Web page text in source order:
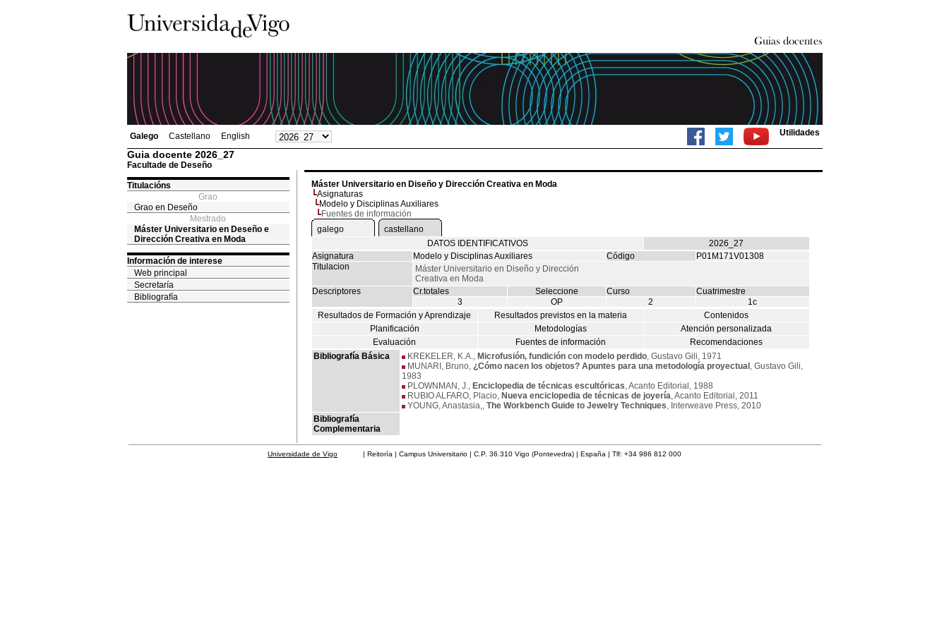
Galego Castellano English Utilidades
Guia docente 2026_27
Facultade de Deseño
Titulacións
Grao
Grao en Deseño
Mestrado
Máster Universitario en Deseño e
Dirección Creativa en Moda
Información de interese
Web principal
Secretaría
Bibliografía
Máster Universitario en Diseño y Dirección Creativa en Moda
Asignaturas
Modelo y Disciplinas Auxiliares
Fuentes de información
galego
castellano
DATOS IDENTIFICATIVOS
2026_27
Asignatura
Modelo y Disciplinas Auxiliares Código
P01M171V01308
Titulacion
Máster Universitario en Diseño y Dirección
Creativa en Moda
Descriptores
Cr.totales Seleccione Curso
Cuatrimestre
3
OP 2
1c
Resultados de Formación y Aprendizaje
Resultados previstos en la materia
Contenidos
Planificación
Metodologías
Atención personalizada
Evaluación
Fuentes de información
Recomendaciones
Bibliografía Básica
KREKELER, K.A., Microfusión, fundición con modelo perdido, Gustavo Gili, 1971
MUNARI, Bruno, ¿Cómo nacen los objetos? Apuntes para una metodología proyectual , Gustavo Gili,
1983
PLOWNMAN, J., Enciclopedia de técnicas escultóricas, Acanto Editorial, 1988
RUBIO ALFARO, Placio, Nueva enciclopedia de técnicas de joyería, Acanto Editorial, 2011
YOUNG, Anastasia,, The Workbench Guide to Jewelry Techniques, Interweave Press, 2010
Bibliografía
Complementaria
Universidade de Vigo | Reitoría | Campus Universitario | C.P. 36.310 Vigo (Pontevedra) | España | Tlf: +34 986 812 000